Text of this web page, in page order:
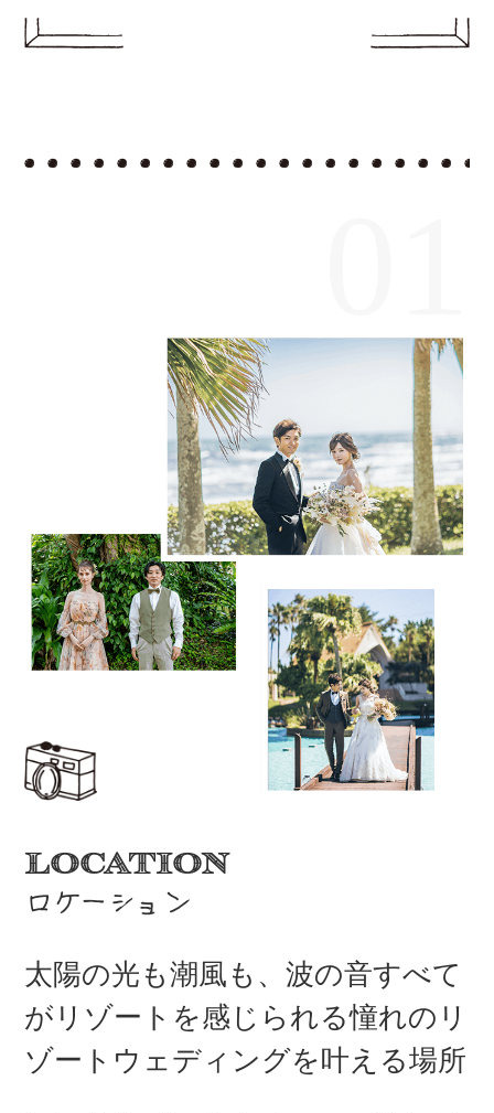
LOCATION
ロケーション
太陽の光も潮風も、波の音すべて
がリゾートを感じられる憧れのリ
ゾートウェディングを 叶える場所